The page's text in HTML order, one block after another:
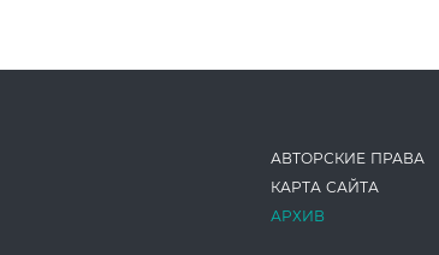
АВТОРСКИЕ ПРАВА
КАРТА САЙТА
АРХИВ